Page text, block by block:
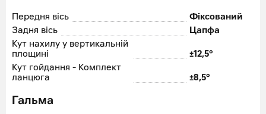
Передня вісь
Фіксований
Задня вісь
Цапфа
Кут нахилу у вертикальній
площині
±12,5°
Кут гойдання - Комплект
ланцюга
±8,5°
Гальма